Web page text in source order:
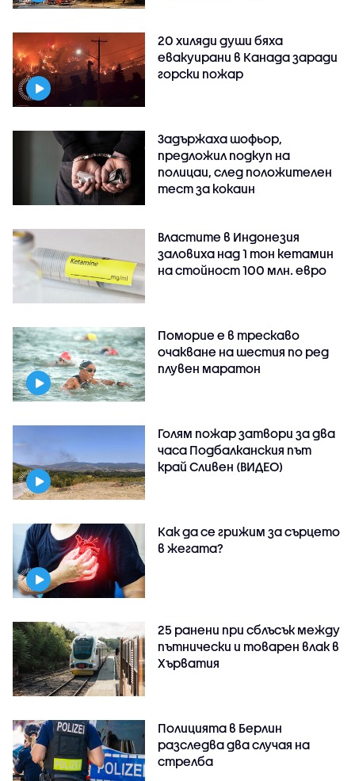
20 хиляди души бяха
евакуирани в Канада заради
горски пожар
Задържаха шофьор,
предложил подкуп на
полицаи, след положителен
тест за кокаин
Властите в Индонезия
заловиха над 1 тон кетамин
на стойност 100 млн. евро
Поморие е в трескаво
очакване на шестия по ред
плувен маратон
Голям пожар затвори за два
часа Подбалканския път
край Сливен (ВИДЕО)
Как да се грижим за сърцето
в жегата?
25 ранени при сблъсък между
пътнически и товарен влак в
Хърватия
Полицията в Берлин
разследва два случая на
стрелба